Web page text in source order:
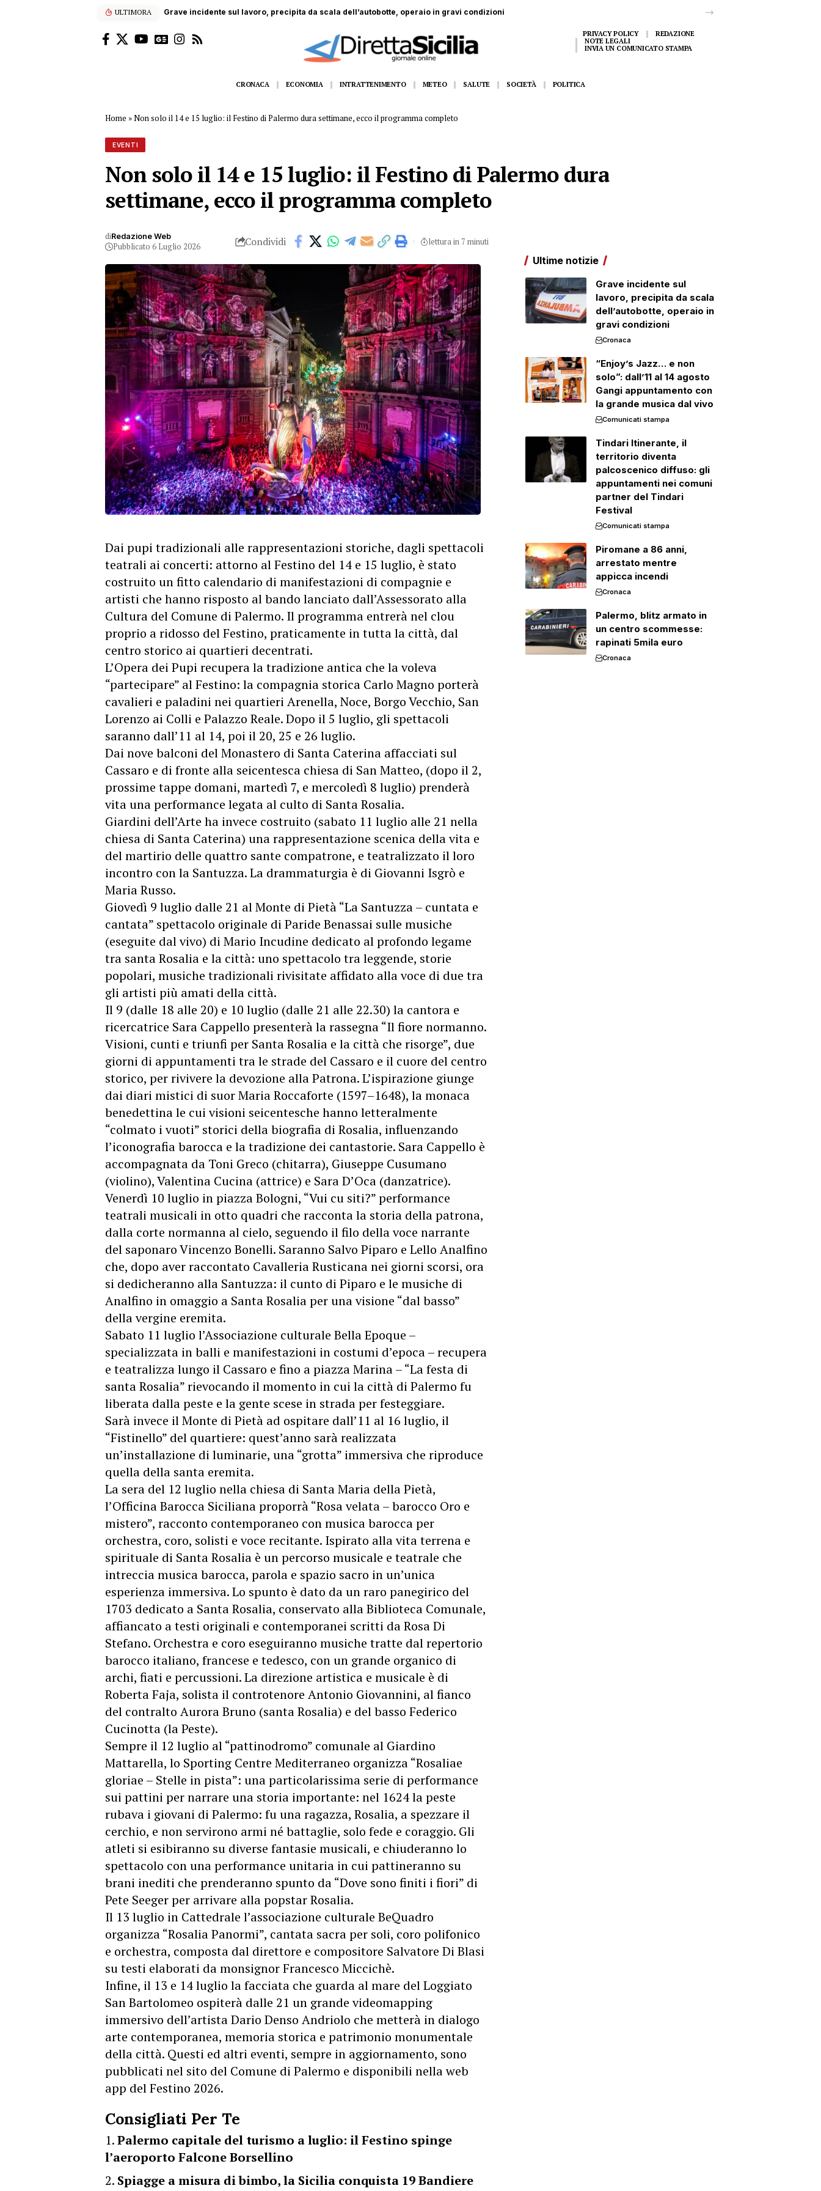
ULTIMORA “Enjoy’s Jazz… e non solo”: dall’11 al 14 agosto Gangi appuntamento con la grande musica dal vivo
PRIVACY POLICY
REDAZIONE
NOTE LEGALI
INVIA UN COMUNICATO STAMPA
CRONACA ECONOMIA INTRATTENIMENTO METEO SALUTE SOCIETÀ POLITICA
Home »Non solo il 14 e 15 luglio: il Festino di Palermo dura settimane, ecco il programma completo
EVENTI
Non solo il 14 e 15 luglio: il Festino di Palermo dura
settimane, ecco il programma completo
diRedazione Web
Pubblicato 6 Luglio 2026 Condividi lettura in 7 minuti
Dai pupi tradizionali alle rappresentazioni storiche, dagli spettacoli
teatrali ai concerti: attorno al Festino del 14 e 15 luglio, è stato
costruito un fitto calendario di manifestazioni di compagnie e
artisti che hanno risposto al bando lanciato dall’Assessorato alla
Cultura del Comune di Palermo. Il programma entrerà nel clou
proprio a ridosso del Festino, praticamente in tutta la città, dal
centro storico ai quartieri decentrati.
L’Opera dei Pupi recupera la tradizione antica che la voleva
“partecipare” al Festino: la compagnia storica Carlo Magno porterà
cavalieri e paladini nei quartieri Arenella, Noce, Borgo Vecchio, San
Lorenzo ai Colli e Palazzo Reale. Dopo il 5 luglio, gli spettacoli
saranno dall’11 al 14, poi il 20, 25 e 26 luglio.
Dai nove balconi del Monastero di Santa Caterina affacciati sul
Cassaro e di fronte alla seicentesca chiesa di San Matteo, (dopo il 2,
prossime tappe domani, martedì 7, e mercoledì 8 luglio) prenderà
vita una performance legata al culto di Santa Rosalia.
Giardini dell’Arte ha invece costruito (sabato 11 luglio alle 21 nella
chiesa di Santa Caterina) una rappresentazione scenica della vita e
del martirio delle quattro sante compatrone, e teatralizzato il loro
incontro con la Santuzza. La drammaturgia è di Giovanni Isgrò e
Maria Russo.
Giovedì 9 luglio dalle 21 al Monte di Pietà “La Santuzza – cuntata e
cantata” spettacolo originale di Paride Benassai sulle musiche
(eseguite dal vivo) di Mario Incudine dedicato al profondo legame
tra santa Rosalia e la città: uno spettacolo tra leggende, storie
popolari, musiche tradizionali rivisitate affidato alla voce di due tra
gli artisti più amati della città.
Il 9 (dalle 18 alle 20) e 10 luglio (dalle 21 alle 22.30) la cantora e
ricercatrice Sara Cappello presenterà la rassegna “Il fiore normanno.
Visioni, cunti e triunfi per Santa Rosalia e la città che risorge”, due
giorni di appuntamenti tra le strade del Cassaro e il cuore del centro
storico, per rivivere la devozione alla Patrona. L’ispirazione giunge
dai diari mistici di suor Maria Roccaforte (1597–1648), la monaca
benedettina le cui visioni seicentesche hanno letteralmente
“colmato i vuoti” storici della biografia di Rosalia, influenzando
l’iconografia barocca e la tradizione dei cantastorie. Sara Cappello è
accompagnata da Toni Greco (chitarra), Giuseppe Cusumano
(violino), Valentina Cucina (attrice) e Sara D’Oca (danzatrice).
Venerdì 10 luglio in piazza Bologni, “Vui cu siti?” performance
teatrali musicali in otto quadri che racconta la storia della patrona,
dalla corte normanna al cielo, seguendo il filo della voce narrante
del saponaro Vincenzo Bonelli. Saranno Salvo Piparo e Lello Analfino
che, dopo aver raccontato Cavalleria Rusticana nei giorni scorsi, ora
si dedicheranno alla Santuzza: il cunto di Piparo e le musiche di
Analfino in omaggio a Santa Rosalia per una visione “dal basso”
della vergine eremita.
Sabato 11 luglio l’Associazione culturale Bella Epoque –
specializzata in balli e manifestazioni in costumi d’epoca – recupera
e teatralizza lungo il Cassaro e fino a piazza Marina – “La festa di
santa Rosalia” rievocando il momento in cui la città di Palermo fu
liberata dalla peste e la gente scese in strada per festeggiare.
Sarà invece il Monte di Pietà ad ospitare dall’11 al 16 luglio, il
“Fistinello” del quartiere: quest’anno sarà realizzata
un’installazione di luminarie, una “grotta” immersiva che riproduce
quella della santa eremita.
La sera del 12 luglio nella chiesa di Santa Maria della Pietà,
l’Officina Barocca Siciliana proporrà “Rosa velata – barocco Oro e
mistero”, racconto contemporaneo con musica barocca per
orchestra, coro, solisti e voce recitante. Ispirato alla vita terrena e
spirituale di Santa Rosalia è un percorso musicale e teatrale che
intreccia musica barocca, parola e spazio sacro in un’unica
esperienza immersiva. Lo spunto è dato da un raro panegirico del
1703 dedicato a Santa Rosalia, conservato alla Biblioteca Comunale,
affiancato a testi originali e contemporanei scritti da Rosa Di
Stefano. Orchestra e coro eseguiranno musiche tratte dal repertorio
barocco italiano, francese e tedesco, con un grande organico di
archi, fiati e percussioni. La direzione artistica e musicale è di
Roberta Faja, solista il controtenore Antonio Giovannini, al fianco
del contralto Aurora Bruno (santa Rosalia) e del basso Federico
Cucinotta (la Peste).
Sempre il 12 luglio al “pattinodromo” comunale al Giardino
Mattarella, lo Sporting Centre Mediterraneo organizza “Rosaliae
gloriae – Stelle in pista”: una particolarissima serie di performance
sui pattini per narrare una storia importante: nel 1624 la peste
rubava i giovani di Palermo: fu una ragazza, Rosalia, a spezzare il
cerchio, e non servirono armi né battaglie, solo fede e coraggio. Gli
atleti si esibiranno su diverse fantasie musicali, e chiuderanno lo
spettacolo con una performance unitaria in cui pattineranno su
brani inediti che prenderanno spunto da “Dove sono finiti i fiori” di
Pete Seeger per arrivare alla popstar Rosalia.
Il 13 luglio in Cattedrale l’associazione culturale BeQuadro
organizza “Rosalia Panormi”, cantata sacra per soli, coro polifonico
e orchestra, composta dal direttore e compositore Salvatore Di Blasi
su testi elaborati da monsignor Francesco Miccichè.
Infine, il 13 e 14 luglio la facciata che guarda al mare del Loggiato
San Bartolomeo ospiterà dalle 21 un grande videomapping
immersivo dell’artista Dario Denso Andriolo che metterà in dialogo
arte contemporanea, memoria storica e patrimonio monumentale
della città. Questi ed altri eventi, sempre in aggiornamento, sono
pubblicati nel sito del Comune di Palermo e disponibili nella web
app del Festino 2026.
Consigliati Per Te
Palermo capitale del turismo a luglio: il Festino spinge
l’aeroporto Falcone Borsellino
Spiagge a misura di bimbo, la Sicilia conquista 19 Bandiere
Ultime notizie
Grave incidente sul
lavoro, precipita da scala
dell’autobotte, operaio in
gravi condizioni
Cronaca
“Enjoy’s Jazz… e non
solo”: dall’11 al 14 agosto
Gangi appuntamento con
la grande musica dal vivo
Comunicati stampa
Tindari Itinerante, il
territorio diventa
palcoscenico diffuso: gli
appuntamenti nei comuni
partner del Tindari
Festival
Comunicati stampa
Piromane a 86 anni,
arrestato mentre
appicca incendi
Cronaca
Palermo, blitz armato in
un centro scommesse:
rapinati 5mila euro
Cronaca